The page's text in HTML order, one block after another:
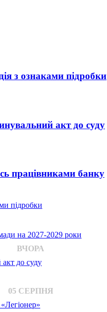
з ознаками підробки
акт до суду
працівниками банку
підробки
на 2027-2029 роки
ВЧОРА
до суду
05 СЕРПНЯ